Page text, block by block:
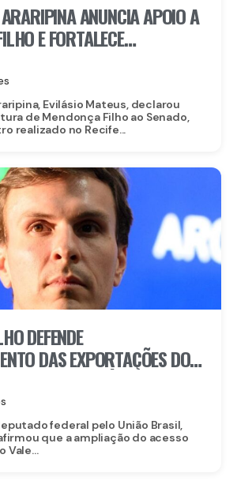
ANUNCIA APOIO A
E FORTALECE
SERTÃO
Evilásio Mateus, declarou
de Mendonça Filho ao Senado,
realizado no Recife...
DEFENDE
DAS EXPORTAÇÕES DO
APÓS ABERTURA
federal pelo União Brasil,
que a ampliação do acesso
Vale...